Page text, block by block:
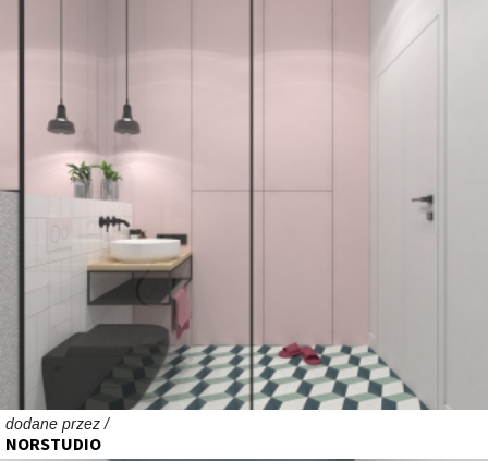
dodane przez /
NORSTUDIO